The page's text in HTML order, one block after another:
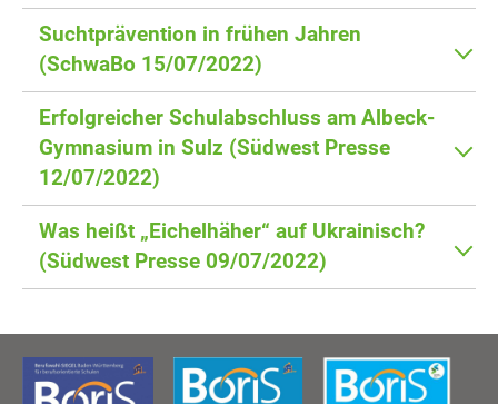
Suchtprävention in frühen Jahren
(SchwaBo 15/07/2022)
Erfolgreicher Schulabschluss am Albeck-
Gymnasium in Sulz (Südwest Presse
12/07/2022)
Was heißt „Eichelhäher“ auf Ukrainisch?
(Südwest Presse 09/07/2022)